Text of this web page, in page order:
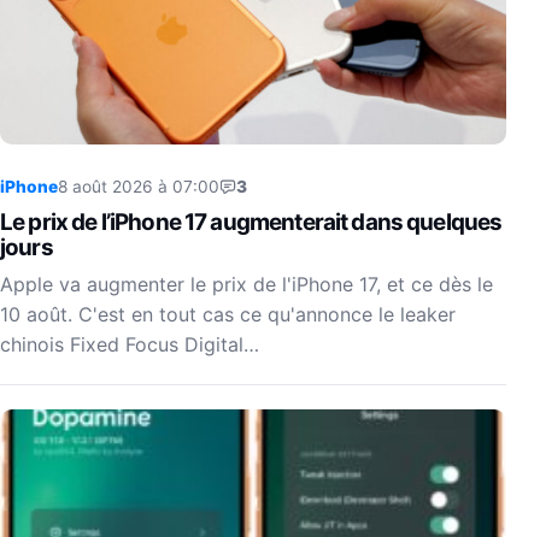
iPhone8 août 2026 à 07:00 3
Le prix de l’iPhone 17 augmenterait dans quelques
jours
Apple va augmenter le prix de l'iPhone 17, et ce dès le
10 août. C'est en tout cas ce qu'annonce le leaker
chinois Fixed Focus Digital…